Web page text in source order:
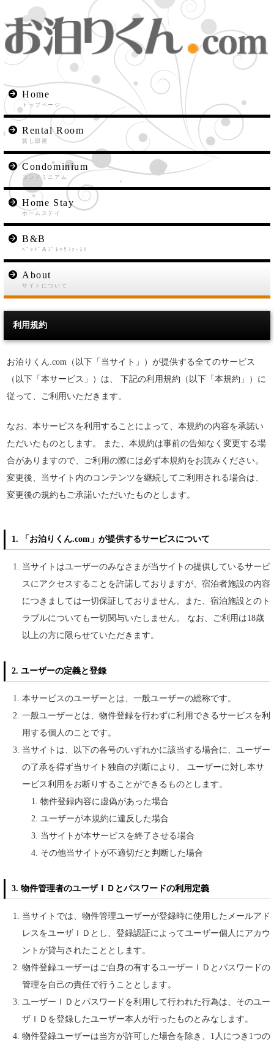
Home
トップページ
Rental Room
貸し部屋
Condominium
コンドミニアム
Home Stay
ホームステイ
B&B
ﾍﾞｯﾄﾞ&ﾌﾞﾚｯｸﾌｧｰｽﾄ
About
サイトについて
利用規約
お泊りくん.com（以下「当サイト」）が提供する全てのサービス
（以下「本サービス」）は、 下記の利用規約（以下「本規約」）に
従って、ご利用いただきます。
なお、本サービスを利用することによって、本規約の内容を承諾い
ただいたものとします。 また、本規約は事前の告知なく変更する場
合がありますので、ご利用の際には必ず本規約をお読みください。
変更後、当サイト内のコンテンツを継続してご利用される場合は、
変更後の規約もご承諾いただいたものとします。
1. 「お泊りくん.com」が提供するサービスについて
当サイトはユーザーのみなさまが当サイトの提供しているサービ
スにアクセスすることを許諾しておりますが、宿泊者施設の内容
につきましては一切保証しておりません。また、宿泊施設とのト
ラブルについても一切関与いたしません。 なお、ご利用は18歳
以上の方に限らせていただきます。
2. ユーザーの定義と登録
本サービスのユーザーとは、一般ユーザーの総称です。
一般ユーザーとは、物件登録を行わずに利用できるサービスを利
用する個人のことです。
当サイトは、以下の各号のいずれかに該当する場合に、ユーザー
の了承を得ず当サイト独自の判断により、 ユーザーに対し本サ
ービス利用をお断りすることができるものとします。
物件登録内容に虚偽があった場合
ユーザーが本規約に違反した場合
当サイトが本サービスを終了させる場合
その他当サイトが不適切だと判断した場合
3. 物件管理者のユーザＩＤとパスワードの利用定義
当サイトでは、物件管理ユーザーが登録時に使用したメールアド
レスをユーザＩＤとし、登録認証によってユーザー個人にアカウ
ントが貸与されたこととします。
物件登録ユーザーはご自身の有するユーザーＩＤとパスワードの
管理を自己の責任で行うこととします。
ユーザーＩＤとパスワードを利用して行われた行為は、そのユー
ザＩＤを登録したユーザー本人が行ったものとみなします。
物件登録ユーザーは当方が許可した場合を除き、1人につき1つの